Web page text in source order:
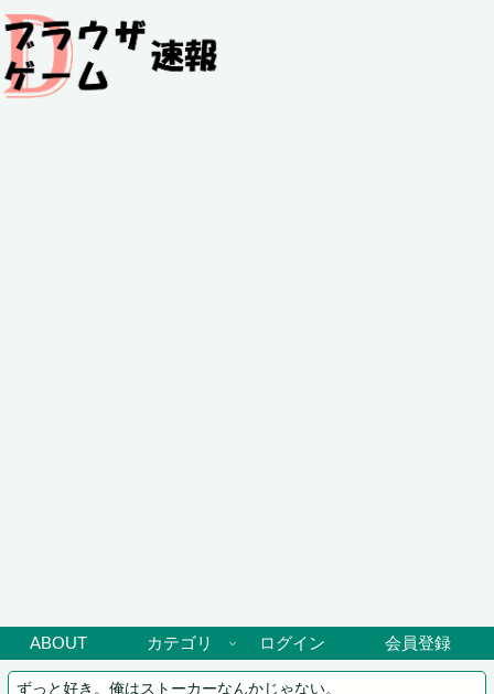
ABOUT カテゴリ ログイン 会員登録
ずっと好き。俺はストーカーなんかじゃない。